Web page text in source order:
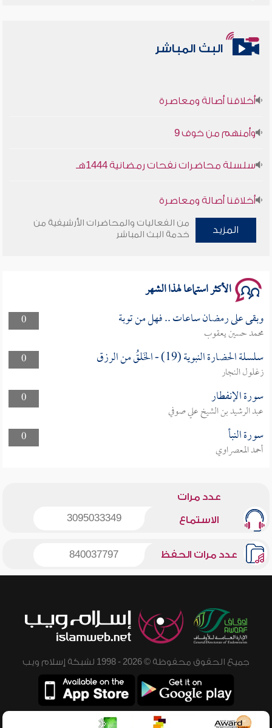
البث المباشر
أخلاقنا أصالة ومعاصرة
وأمنهم من خوف 9
سلسلة محاضرات نفحات رمضانية 1444هـ
أخلاقنا أصالة ومعاصرة
وأمنهم من خوف 9
المزيد
من الفعاليات والمحاضرات الأرشيفية من
خدمة البث المباشر
الأكثر استماعا لهذا الشهر
0 وبقى على رمضان ساعات .. فهل من توبة
محمد حسين يعقوب
0
سلسلة الحضارة النبوية (19) - الخَلقُ من الرزق
زغلول النجار
0
سورة الإنفطار
عبد الرشيد بن الشيخ علي صوفي
0
سورة النبأ
أحمد المعصراوي
عدد مرات
الاستماع 3095033349
عدد مرات الحفظ 840037797
جميع الحقوق محفوظة © 2026 - 1998 لشبكة إسلام ويب